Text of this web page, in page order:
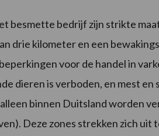
besmette bedrijf zijn strikte
drie kilometer en een
voor de handel in
dieren is verboden, en mest
binnen Duitsland worden
Deze zones strekken zich